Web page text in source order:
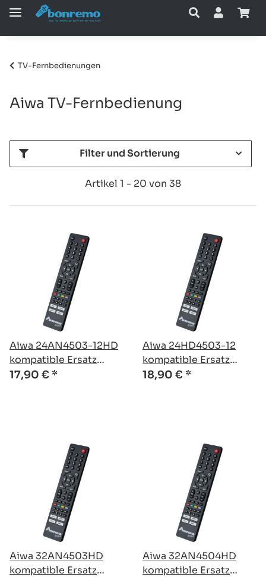
TV-Fernbedienungen
Aiwa TV-Fernbedienung
Filter und Sortierung
Artikel 1 - 20 von 38
Aiwa 24AN4503-12HD
kompatible Ersatz
Fernbedienung
17,90 € *
Aiwa 24HD4503-12
kompatible Ersatz
Fernbedienung
18,90 € *
Aiwa 32AN4503HD
kompatible Ersatz
Aiwa 32AN4504HD
kompatible Ersatz